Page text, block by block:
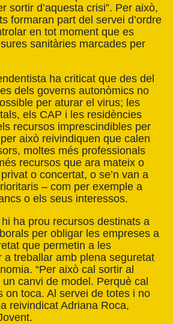
sortir d’aquesta crisi”. Per això,
formaran part del servei d’ordre
en tot moment que es
sanitàries marcades per
ha criticat que des del
dels governs autonòmics no
per aturar el virus; les
els CAP i les residències
recursos imprescindibles per
això reivindiquen que calen
moltes més professionals
recursos que ara mateix o
o concertat, o se’n van a
– com per exemple a
o els seus interessos.
ha prou recursos destinats a
per obligar les empreses a
que permetin a les
a treballar amb plena seguretat
“Per això cal sortir al
canvi de model. Perquè cal
on toca. Al servei de totes i no
reivindicat Adriana Roca,